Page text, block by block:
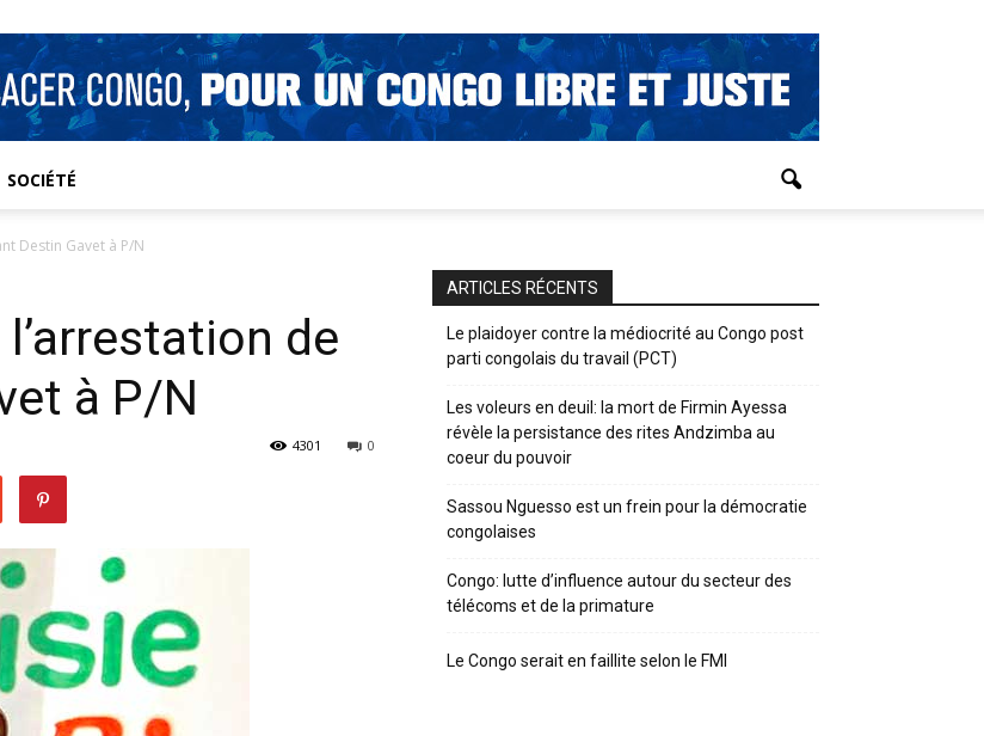
SOCIÉTÉ
Destin Gavet à P/N
de
à P/N
0
4301
ARTICLES RÉCENTS
Le plaidoyer contre la médiocrité au Congo post
parti congolais du travail (PCT)
Les voleurs en deuil: la mort de Firmin Ayessa
révèle la persistance des rites Andzimba au
coeur du pouvoir
Sassou Nguesso est un frein pour la démocratie
congolaises
Congo: lutte d’influence autour du secteur des
télécoms et de la primature
Le Congo serait en faillite selon le FMI